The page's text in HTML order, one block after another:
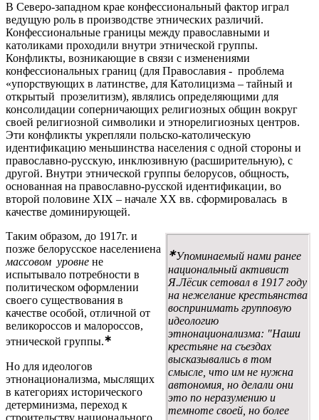
В Северо-западном крае конфессиональный фактор играл
ведущую роль в производстве этнических различий.
Конфессиональные границы между православными и
католиками проходили внутри этнической группы.
Конфликты, возникающие в связи с изменениями
конфессиональных границ (для Православия - проблема
«упорствующих в латинстве, для Католицизма – тайный и
открытый прозелитизм), являлись определяющими для
консолидации соперничающих религиозных общин вокруг
своей религиозной символики и этнорелигиозных центров.
Эти конфликты укрепляли польско-католическую
идентификацию меньшинства населения с одной стороны и
православно-русскую, инклюзивную (расширительную), с
другой. Внутри этнической группы белорусов, общность,
основанная на православно-русской идентификации, во
второй половине XIX – начале XX вв. сформировалась в
качестве доминирующей.
∗Упоминаемый нами ранее
национальный активист
Я.Лёсик сетовал в 1917 году
на нежелание крестьянства
воспринимать групповую
идеологию
этнонационализма: "Наши
крестьяне на съездах
высказывались в том
смысле, что им не нужна
автономия, но делали они
это по неразумению и
темноте своей, но более
Таким образом, до 1917г. и
позже белорусское населениена
массовом уровне не
испытывало потребности в
политическом оформлении
своего существования в
качестве особой, отличной от
великороссов и малороссов,
этнической группы.∗
Но для идеологов
этнонационализма, мыслящих
в категориях исторического
детерминизма, переход к
строительству национального